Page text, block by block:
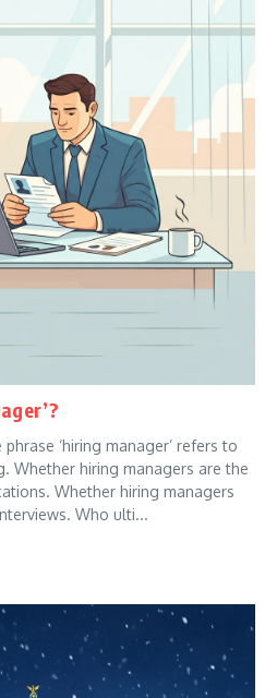
‘hiring manager’ refers to
Whether hiring managers are the
Whether hiring managers
Who ulti...